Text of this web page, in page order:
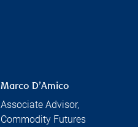
Marco D’Amico
Associate Advisor,
Commodity Futures